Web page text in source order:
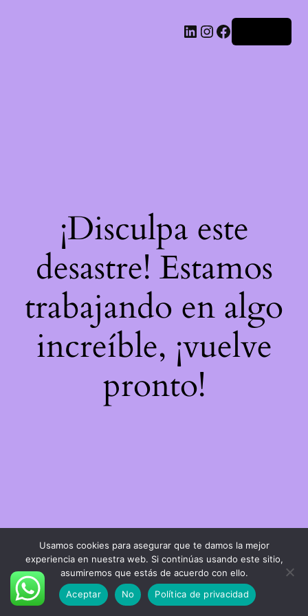
LinkedIn
Instagram
Facebook
¡Disculpa este
desastre! Estamos
trabajando en algo
increíble, ¡vuelve
pronto!
Usamos cookies para asegurar que te damos la mejor
experiencia en nuestra web. Si continúas usando este sitio,
asumiremos que estás de acuerdo con ello.
Aceptar
No Política de privacidad